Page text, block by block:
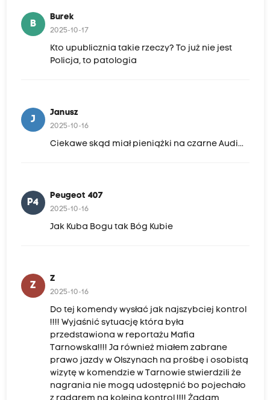
B
Burek
2025-10-17
Kto upublicznia takie rzeczy? To już nie jest
Policja, to patologia
J
Janusz
2025-10-16
Ciekawe skąd miał pieniążki na czarne Audi...
P4
Peugeot 407
2025-10-16
Jak Kuba Bogu tak Bóg Kubie
Z
Z
2025-10-16
Do tej komendy wysłać jak najszybciej kontrol
!!!! Wyjaśnić sytuację która była
przedstawiona w reportażu Mafia
Tarnowska!!!! Ja również miałem zabrane
prawo jazdy w Olszynach na prośbę i osobistą
wizytę w komendzie w Tarnowie stwierdzili że
nagrania nie mogą udostępnić bo pojechało